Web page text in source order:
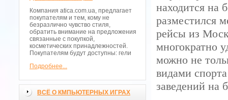
Компания atica.com.ua, предлагает
покупателям и тем, кому не
безразлично чувство стиля,
обратить внимание на предложения
связанные с покупкой,
косметических принадлежностей.
Покупателям будут доступны: гели
Подробнее...
ВСЁ О КМПЬЮТЕРНЫХ ИГРАХ
находится на
разместился
рейсы из
многократно
можно не
видами
заведений на